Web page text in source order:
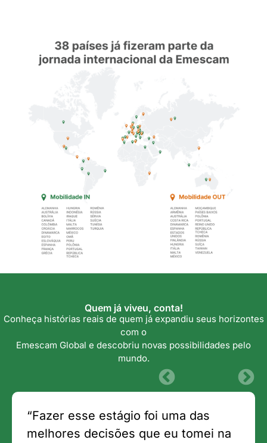
Quem já viveu, conta!
Conheça histórias reais de quem já expandiu seus horizontes
com o
Emescam Global e descobriu novas possibilidades pelo
mundo.
“Fazer esse estágio foi uma das
melhores decisões que eu tomei na